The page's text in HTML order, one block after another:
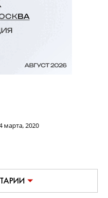
марта, 2020